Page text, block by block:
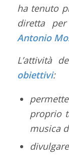
ha tenuto
diretta
Antonio
L’attività
obiettivi:
proprio
musica